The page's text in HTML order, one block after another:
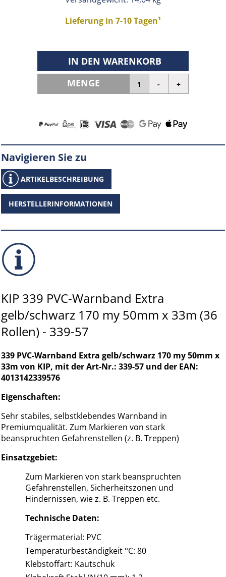
Lieferung in 7-10 Tagen¹
IN DEN WARENKORB
MENGE
Navigieren Sie zu
ARTIKELBESCHREIBUNG
HERSTELLERINFORMATIONEN
KIP 339 PVC-Warnband Extra
gelb/schwarz 170 my 50mm x 33m (36
Rollen) - 339-57
339 PVC-Warnband Extra gelb/schwarz 170 my 50mm x
33m von KIP, mit der Art-Nr.: 339-57 und der EAN:
4013142339576
Eigenschaften:
Sehr stabiles, selbstklebendes Warnband in
Premiumqualität. Zum Markieren von stark
beanspruchten Gefahrenstellen (z. B. Treppen)
Einsatzgebiet:
Zum Markieren von stark beanspruchten
Gefahrenstellen, Sicherheitszonen und
Hindernissen, wie z. B. Treppen etc.
Technische Daten:
Trägermaterial: PVC
Temperaturbeständigkeit °C: 80
Klebstoffart: Kautschuk